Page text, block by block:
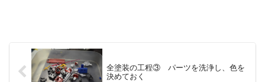
全塗装の工程③ パーツを洗浄し、色を
決めておく